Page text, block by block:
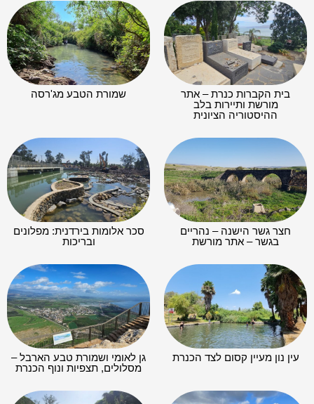
בית הקברות כנרת – אתר
מורשת ותיירות בלב
ההיסטוריה הציונית
שמורת הטבע מג'רסה
חצר גשר הישנה – נהריים
בגשר – אתר מורשת
סכר אלומות בירדנית: מפלונים
ובריכות
עין נון מעיין קסום לצד הכנרת
גן לאומי ושמורת טבע הארבל –
מסלולים, תצפיות ונוף הכנרת